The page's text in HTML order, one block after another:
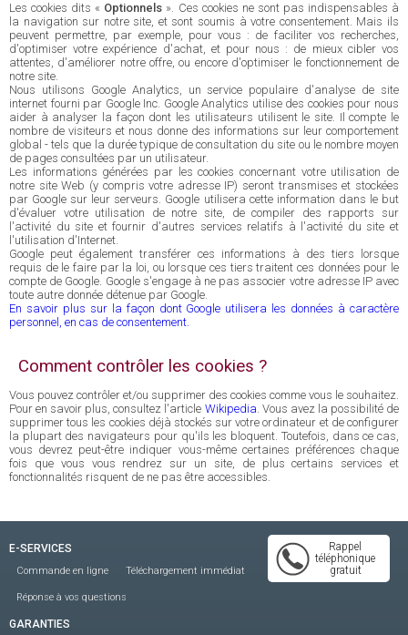
Les cookies dits « Optionnels ». Ces cookies ne sont pas indispensables à
la navigation sur notre site, et sont soumis à votre consentement. Mais ils
peuvent permettre, par exemple, pour vous : de faciliter vos recherches,
d'optimiser votre expérience d'achat, et pour nous : de mieux cibler vos
attentes, d'améliorer notre offre, ou encore d'optimiser le fonctionnement de
notre site.
Nous utilisons Google Analytics, un service populaire d'analyse de site
internet fourni par Google Inc. Google Analytics utilise des cookies pour nous
aider à analyser la façon dont les utilisateurs utilisent le site. Il compte le
nombre de visiteurs et nous donne des informations sur leur comportement
global - tels que la durée typique de consultation du site ou le nombre moyen
de pages consultées par un utilisateur.
Les informations générées par les cookies concernant votre utilisation de
notre site Web (y compris votre adresse IP) seront transmises et stockées
par Google sur leur serveurs. Google utilisera cette information dans le but
d'évaluer votre utilisation de notre site, de compiler des rapports sur
l'activité du site et fournir d'autres services relatifs à l'activité du site et
l'utilisation d'Internet.
Google peut également transférer ces informations à des tiers lorsque
requis de le faire par la loi, ou lorsque ces tiers traitent ces données pour le
compte de Google. Google s'engage à ne pas associer votre adresse IP avec
toute autre donnée détenue par Google.
En savoir plus sur la façon dont Google utilisera les données à caractère
personnel, en cas de consentement.
Comment contrôler les cookies ?
Vous pouvez contrôler et/ou supprimer des cookies comme vous le souhaitez.
Pour en savoir plus, consultez l'article Wikipedia. Vous avez la possibilité de
supprimer tous les cookies déjà stockés sur votre ordinateur et de configurer
la plupart des navigateurs pour qu'ils les bloquent. Toutefois, dans ce cas,
vous devrez peut-être indiquer vous-même certaines préférences chaque
fois que vous vous rendrez sur un site, de plus certains services et
fonctionnalités risquent de ne pas être accessibles.
Rappel
téléphonique
gratuit
E-SERVICES
Commande en ligne Téléchargement immédiat
Réponse à vos questions
GARANTIES